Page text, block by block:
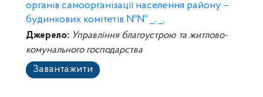
органів самоорганізації населення району –
будинкових комітетів №№ _, _,
Джерело: Управління благоустрою та житлово-
комунального господарства
Завантажити